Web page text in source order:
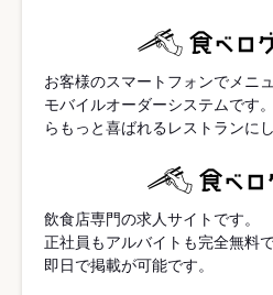
お客様のスマートフォンでメニ
モバイルオーダーシステムです
らもっと喜ばれるレストランに
飲食店専門の求人サイトです。
正社員もアルバイトも完全無料
即日で掲載が可能です。